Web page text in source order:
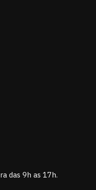
das 9h as 17h.